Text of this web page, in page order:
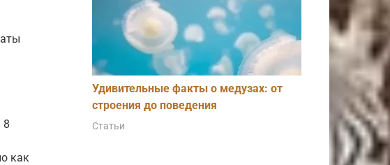
8
как
Удивительные факты о медузах: от
строения до поведения
Статьи